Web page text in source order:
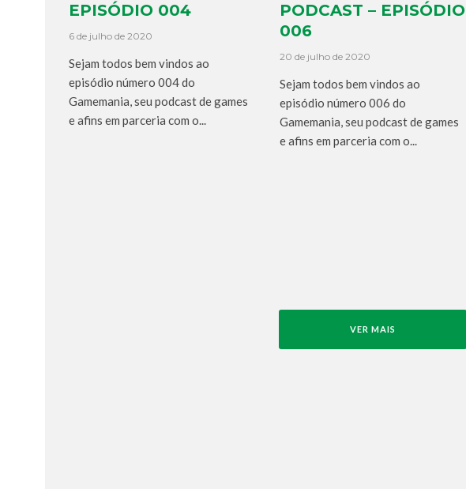
EPISÓDIO 004
6 de julho de 2020
Sejam todos bem vindos ao
episódio número 004 do
Gamemania, seu podcast de games
e afins em parceria com o...
PODCAST – EPISÓDIO
006
20 de julho de 2020
Sejam todos bem vindos ao
episódio número 006 do
Gamemania, seu podcast de games
e afins em parceria com o...
VER MAIS